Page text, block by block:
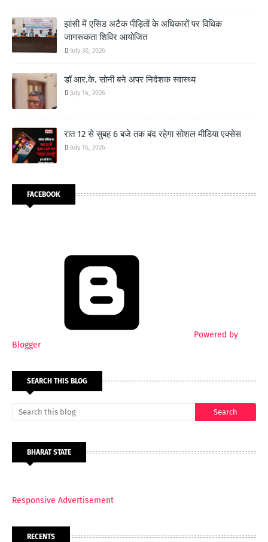
झांसी में एसिड अटैक पीड़ितों के अधिकारों पर विधिक
जागरूकता शिविर आयोजित
July 30, 2026
डॉ आर.के. सोनी बने अपर निदेशक स्वास्थ्य
July 14, 2026
रात 12 से सुबह 6 बजे तक बंद रहेगा सोशल मीडिया एक्सेस
July 16, 2026
FACEBOOK
Powered by
Blogger
SEARCH THIS BLOG
BHARAT STATE
Responsive Advertisement
RECENTS